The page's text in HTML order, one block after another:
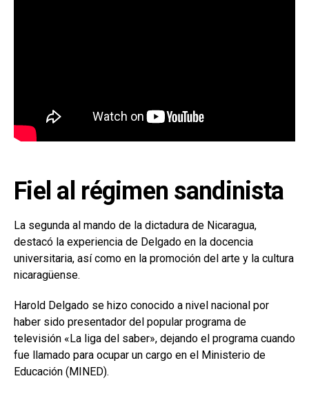
Fiel al régimen sandinista
La segunda al mando de la dictadura de Nicaragua,
destacó la experiencia de Delgado en la docencia
universitaria, así como en la promoción del arte y la cultura
nicaragüense.
Harold Delgado se hizo conocido a nivel nacional por
haber sido presentador del popular programa de
televisión «La liga del saber», dejando el programa cuando
fue llamado para ocupar un cargo en el Ministerio de
Educación (MINED).